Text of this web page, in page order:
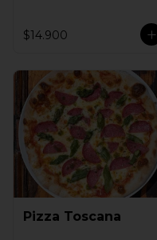
$14.900
Pizza Toscana